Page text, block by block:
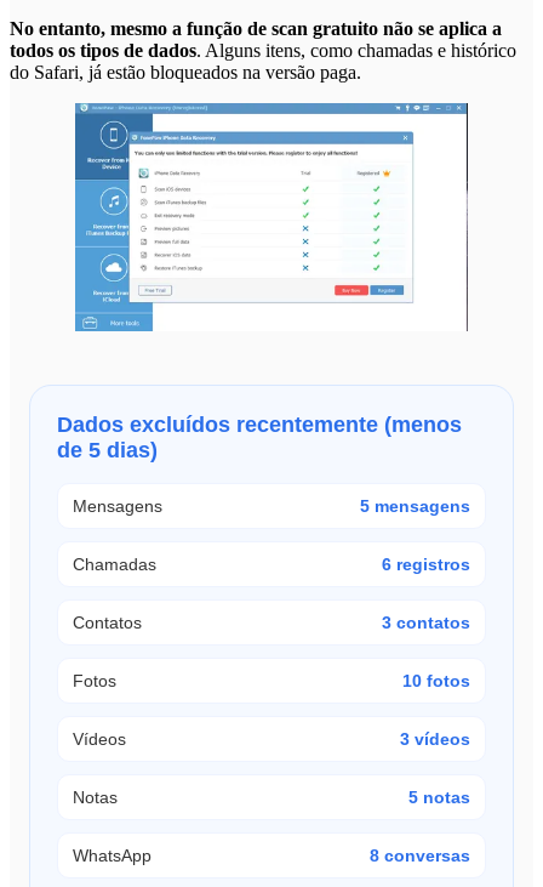
No entanto, mesmo a função de scan gratuito não se aplica a
todos os tipos de dados. Alguns itens, como chamadas e histórico
do Safari, já estão bloqueados na versão paga.
Dados excluídos recentemente (menos
de 5 dias)
Mensagens 5 mensagens
Chamadas 6 registros
Contatos 3 contatos
Fotos 10 fotos
Vídeos 3 vídeos
Notas 5 notas
WhatsApp 8 conversas